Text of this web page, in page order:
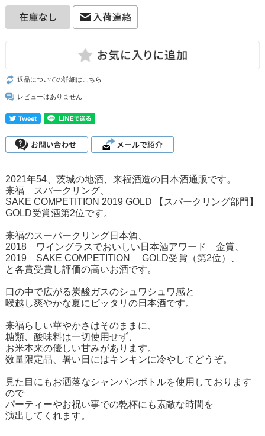
返品についての詳細はこちら
レビューはありません
2021年54、茨城の地酒、来福酒造の日本酒通販です。
来福 スパークリング、
SAKE COMPETITION 2019 GOLD 【スパークリング部門】
GOLD受賞酒第2位です。
来福のスーパークリング日本酒、
2018 ワイングラスでおいしい日本酒アワード 金賞、
2019 SAKE COMPETITION GOLD受賞（第2位）、
と各賞受賞し評価の高いお酒です。
口の中で広がる炭酸ガスのシュワシュワ感と
喉越し爽やかな夏にピッタリの日本酒です。
来福らしい華やかさはそのままに、
糖類、酸味料は一切使用せず、
お米本来の優しい甘みがあります。
数量限定品、暑い日にはキンキンに冷やしてどうぞ。
見た目にもお洒落なシャンパンボトルを使用しております
ので
パーティーやお祝い事での乾杯にも素敵な時間を
演出してくれます。